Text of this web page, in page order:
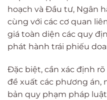
hoạch và Đầu tư, Ngân
cùng với các cơ quan
giá toàn diện các quy
phát hành trái phiếu
Đặc biệt, cần xác định
đề xuất các phương án,
bản quy phạm pháp